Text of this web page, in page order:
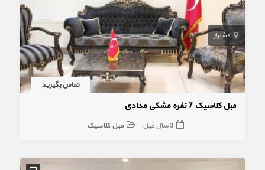
شیراز
تماس بگیرید
مبل کلاسیک 7 نفره مشکی مدادی
3 سال قبل مبل کلاسیک